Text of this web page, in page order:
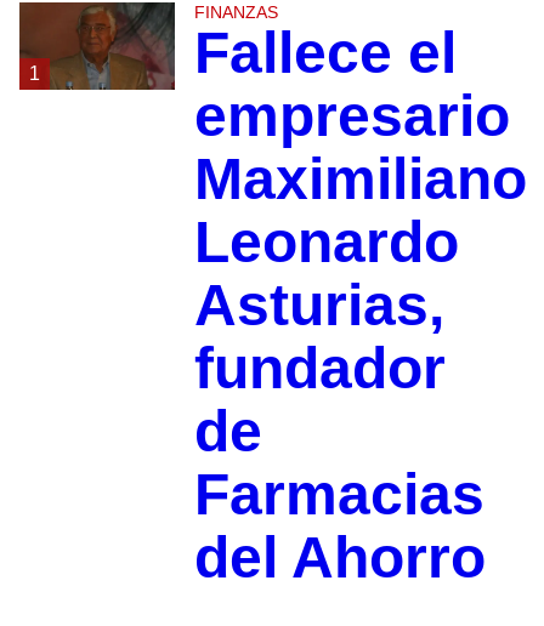
1
FINANZAS
Fallece el
empresario
Maximiliano
Leonardo
Asturias,
fundador
de
Farmacias
del Ahorro